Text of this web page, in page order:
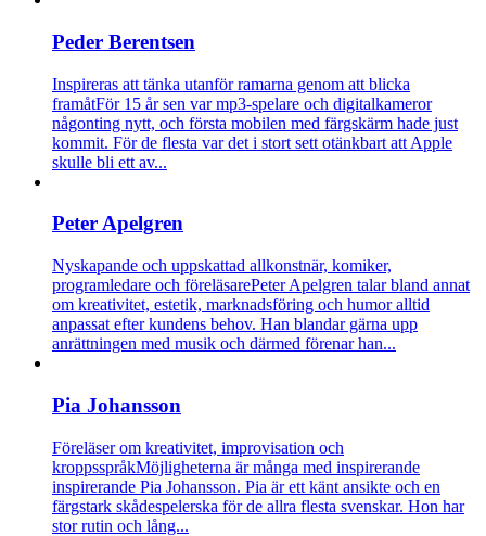
Peder Berentsen
Inspireras att tänka utanför ramarna genom att blicka
framåtFör 15 år sen var mp3-spelare och digitalkameror
någonting nytt, och första mobilen med färgskärm hade just
kommit. För de flesta var det i stort sett otänkbart att Apple
skulle bli ett av...
Peter Apelgren
Nyskapande och uppskattad allkonstnär, komiker,
programledare och föreläsarePeter Apelgren talar bland annat
om kreativitet, estetik, marknadsföring och humor alltid
anpassat efter kundens behov. Han blandar gärna upp
anrättningen med musik och därmed förenar han...
Pia Johansson
Föreläser om kreativitet, improvisation och
kroppsspråkMöjligheterna är många med inspirerande
inspirerande Pia Johansson. Pia är ett känt ansikte och en
färgstark skådespelerska för de allra flesta svenskar. Hon har
stor rutin och lång...